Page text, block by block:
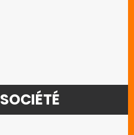
SOCIÉTÉ